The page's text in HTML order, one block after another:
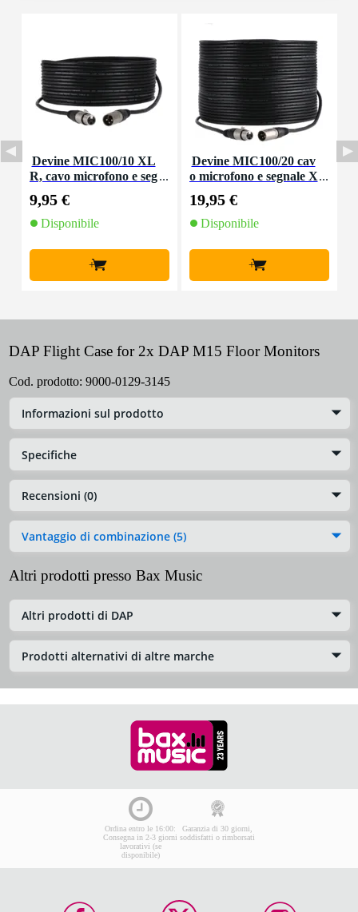
Devine MIC100/10 XL
R, cavo microfono e seg
9,95 €
Disponibile
+
Devine MIC100/20 cav
o microfono e segnale X
19,95 €
Disponibile
+
DAP Flight Case for 2x DAP M15 Floor Monitors
Cod. prodotto: 9000-0129-3145
Informazioni sul prodotto
Specifiche
Recensioni (0)
Vantaggio di combinazione (5)
Altri prodotti presso Bax Music
Altri prodotti di DAP
Prodotti alternativi di altre marche
Ordina entro le 16:00:
Consegna in 2-3 giorni
lavorativi (se
disponibile)
Garanzia di 30 giorni,
soddisfatti o rimborsati